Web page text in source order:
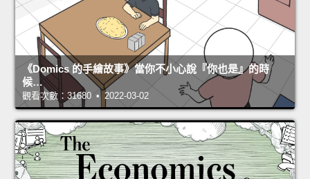
《Domics 的手繪故事》當你不小心說『你也是』的時
候…
觀看次數：31680 • 2022-03-02